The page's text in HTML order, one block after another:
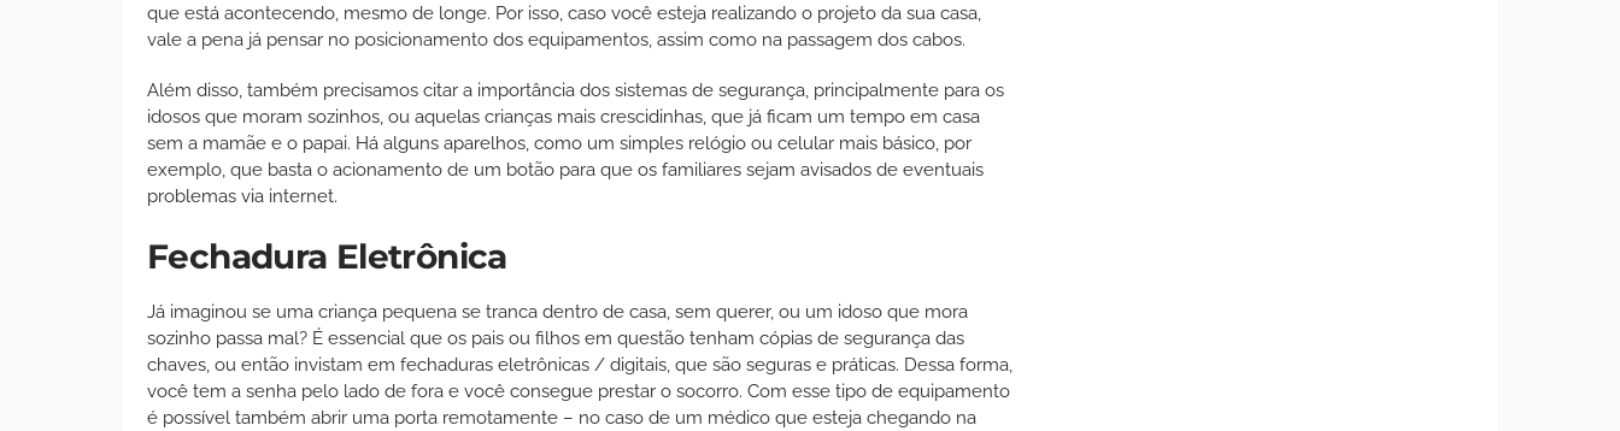
que está acontecendo, mesmo de longe. Por isso, caso você esteja realizando o projeto da sua casa,
vale a pena já pensar no posicionamento dos equipamentos, assim como na passagem dos cabos.
Além disso, também precisamos citar a importância dos sistemas de segurança, principalmente para os
idosos que moram sozinhos, ou aquelas crianças mais crescidinhas, que já ficam um tempo em casa
sem a mamãe e o papai. Há alguns aparelhos, como um simples relógio ou celular mais básico, por
exemplo, que basta o acionamento de um botão para que os familiares sejam avisados de eventuais
problemas via internet.
Fechadura Eletrônica
Já imaginou se uma criança pequena se tranca dentro de casa, sem querer, ou um idoso que mora
sozinho passa mal? É essencial que os pais ou filhos em questão tenham cópias de segurança das
chaves, ou então invistam em fechaduras eletrônicas / digitais, que são seguras e práticas. Dessa forma,
você tem a senha pelo lado de fora e você consegue prestar o socorro. Com esse tipo de equipamento
é possível também abrir uma porta remotamente – no caso de um médico que esteja chegando na